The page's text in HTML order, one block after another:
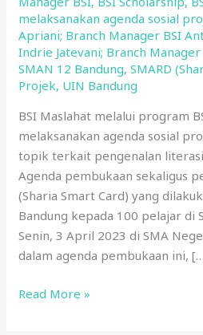
melaksanakan agenda sosial
Apriani; Branch Manager BSI
Indrie Jatevani; Branch
SMAN 12 Bandung,SMARD
Projek, UIN Bandung
BSI Maslahat melalui program
melaksanakan agenda sosial
topik terkait pengenalan
Agenda pembukaan sekaligus
(Sharia Smart Card) yang
Bandung kepada 100 pelajar di
Senin, 3 April 2023 di SMA
dalam agenda pembukaan ini,
Read More »